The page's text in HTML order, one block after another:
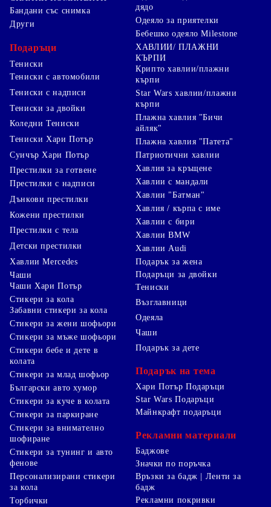
Бандани със снимка
Други
Подаръци
Тениски
Тениски с автомобили
Тениски с надписи
Тениски за двойки
Коледни Тениски
Тениски Хари Потър
Суичър Хари Потър
Престилки за готвене
Престилки с надписи
Дънкови престилки
Кожени престилки
Престилки с тела
Детски престилки
дядо
Одеяло за приятелки
Бебешко одеяло Milestone
ХАВЛИИ/ ПЛАЖНИ
КЪРПИ
Крипто хавлии/плажни
кърпи
Star Wars хавлии/плажни
кърпи
Плажна хавлия "Бичи
айляк"
Плажна хавлия "Патета"
Патриотични хавлии
Хавлия за кръщене
Хавлии с мандали
Хавлии "Батман"
Хавлия / кърпа с име
Хавлии с бири
Хавлии BMW
Хавлии Audi
Хавлии Mercedes
Чаши
Чаши Хари Потър
Стикери за кола
Забавни стикери за кола
Стикери за жени шофьори
Стикери за мъже шофьори
Стикери бебе и дете в
колата
Стикери за млад шофьор
Български авто хумор
Стикери за куче в колата
Стикери за паркиране
Стикери за внимателно
шофиране
Стикери за тунинг и авто
фенове
Персонализирани стикери
за кола
Торбички
Подарък за жена
Подаръци за двойки
Тениски
Възглавници
Одеяла
Чаши
Подарък за дете
Подарък на тема
Хари Потър Подаръци
Star Wars Подаръци
Майнкрафт подаръци
Рекламни материали
Баджове
Значки по поръчка
Връзки за бадж | Ленти за
бадж
Рекламни покривки